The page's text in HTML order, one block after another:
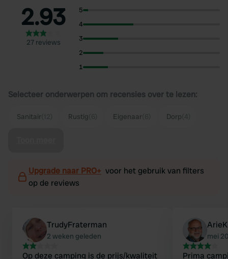
2.93
27 reviews
5
4
3
2
1
Selecteer onderwerpen om recensies over te lezen:
Sanitair Rustig Eigenaar Dorp
Upgrade naar PRO+ voor het gebruik van filters
op de reviews
TrudyFraterman
2 weken geleden
Op deze camping is de prijs/kwaliteit
mei
Prima